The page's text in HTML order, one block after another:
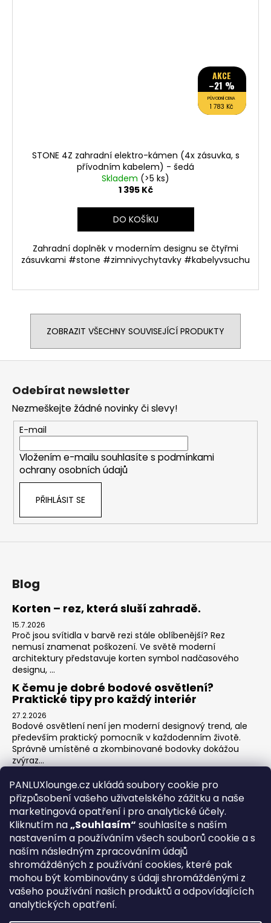
PANLUXlounge.cz ukládá soubory cookie pro
přizpůsobení vašeho uživatelského zážitku a naše
marketingová opatření i pro analytické účely.
Kliknutím na„Souhlasím“ souhlasíte s naším
nastavením a používáním všech souborů cookie a s
naším následným zpracováním údajů
shromážděných z používání cookies, které pak
mohou být kombinovány s údaji shromážděnými z
vašeho používání našich produktů a odpovídajících
analytických opatření.
AKCE
–21 %
PŮVODNÍ CENA
1 783 Kč
STONE 4Z zahradní elektro-kámen (4x zásuvka, s
přívodním kabelem) - šedá
Skladem (>5 ks)
1 395 Kč
DO KOŠÍKU
Zahradní doplněk v moderním designu se čtyřmi
zásuvkami #stone #zimnivychytavky #kabelyvsuchu
ZOBRAZIT VŠECHNY SOUVISEJÍCÍ PRODUKTY
Z
Odebírat newsletter
Nezmeškejte žádné novinky či slevy!
E-mail
Vložením e-mailu souhlasíte s podmínkami
ochrany osobních údajů
PŘIHLÁSIT SE
Blog
Korten – rez, která sluší zahradě.
15.7.2026
Proč jsou svítidla v barvě rezi stále oblíbenější? Rez
nemusí znamenat poškození. Ve světě moderní
architektury představuje korten symbol nadčasového
designu, ...
K čemu je dobré bodové osvětlení?
Praktické tipy pro každý interiér
27.2.2026
Bodové osvětlení není jen moderní designový trend, ale
především praktický pomocník v každodenním životě.
Správně umístěné a zkombinované bodovky dokážou
zvýraz...
Jak na zónové osvětlení v obýváku?
3.2.2026
Obývací pokoj je srdcem domova – místo pro relaxaci,
sledování televize, hraní her s dětmi, posezení s přáteli i
klidné chvíle s knihou. Každá z těchto aktivit ...
O nás Kontakty Obchodní podmínky Vrácení zboží
Blog
REGISTRACE